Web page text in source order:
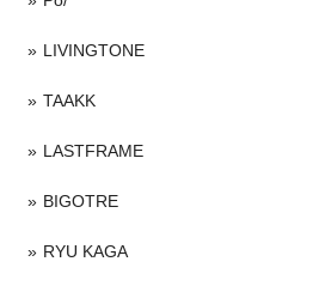
LIVINGTONE
TAAKK
LASTFRAME
BIGOTRE
RYU KAGA